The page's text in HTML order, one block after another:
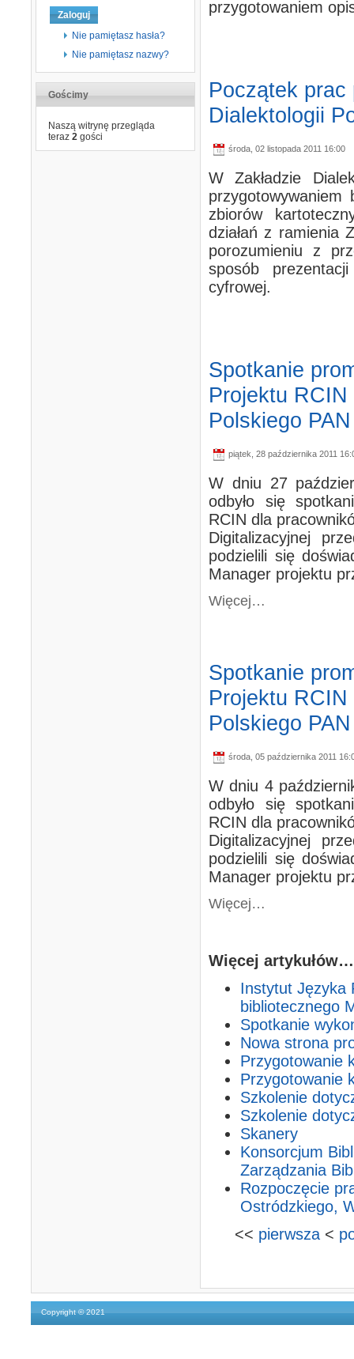
Nie pamiętasz hasła?
Nie pamiętasz nazwy?
Gościmy
Naszą witrynę przegląda
teraz 2 gości
przygotowaniem
Początek prac
Dialektologii
środa, 02 listopada 2011 16:00
W Zakładzie
zbiorów
działań z ramienia
porozumieniu z
sposób
cyfrowej.
Spotkanie
Projektu
Polskiego
piątek, 28 października 2011
W dniu 27
odbyło się
RCIN dla
Digitalizacyjnej
podzielili się
Manager projektu
Więcej…
Spotkanie
Projektu
Polskiego
środa, 05 października 2011
W dniu 4
odbyło się
RCIN dla
Digitalizacyjnej
podzielili się
Manager projektu
Więcej…
Więcej artykułów…
Instytut Języka
bibliotecznego
Spotkanie
Nowa strona
Przygotowanie
Przygotowanie
Szkolenie
Szkolenie
Skanery
Konsorcjum
Zarządzania
Rozpoczęcie
Ostródzkiego,
<< pierwsza<
Copyright © 2021